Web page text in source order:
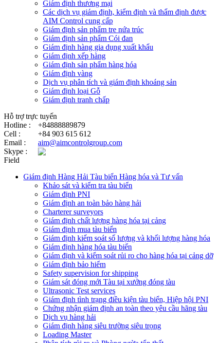
Giám định thương mại
Các dịch vụ giám định, kiểm định và thẩm định được
AIM Control cung cấp
Giám định sản phẩm tre nứa trúc
Giám định sản phẩm Cói đan
Giám định hàng gia dụng xuất khẩu
Giám định xếp hàng
Giám định sản phẩm hàng hóa
Giám định vàng
Dịch vụ phân tích và giám định khoáng sản
Giám định loại Gỗ
Giám định tranh chấp
Hỗ trợ trực tuyến
Hotline :
+84888889879
Cell :
+84 903 615 612
Email :
aim@aimcontrolgroup.com
Skype :
Field
Giám định Hàng Hải Tàu biển Hàng hóa và Tư vấn
Khảo sát và kiểm tra tàu biển
Giám định PNI
Giám định an toàn bảo hàng hải
Charterer surveyors
Giám định chất lượng hàng hóa tại cảng
​Giám định mua tàu biển
Giám định kiểm soát số lượng và khối lượng hàng hóa
Giám định hàng hóa tàu biển
Giám định và kiểm soát rủi ro cho hàng hóa tại cảng dỡ
Giám định bảo hiểm
Safety supervision for shipping
Giám sát đóng mới Tàu tại xưởng đóng tàu
Ultrasonic Test services
Giám định tình trạng điều kiện tàu biển, Hiệp hội PNI
Chứng nhận giám định an toàn theo yêu cầu hãng tàu
Dịch vụ hàng hải
Giám định hàng siêu trường siêu trọng
Loading Master